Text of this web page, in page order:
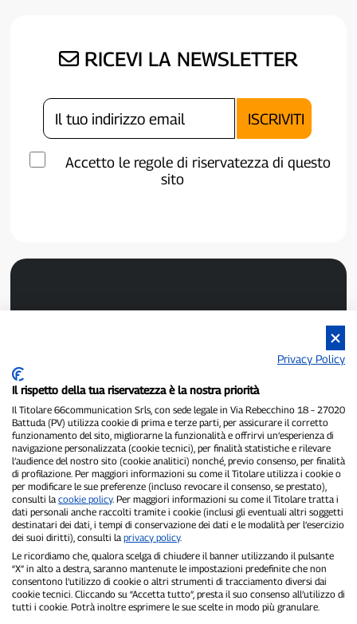
RICEVI LA NEWSLETTER
Accetto le regole di riservatezza di questo
sito
Registrazione numero 1/2021 del 1/2/2021 - Tribunale di Pavia
Proprietario ed editore:66communication Srls- P.IVA
02798890188
Direttore Responsabile:Alessandro Secchi- Vicedirettore:Federico
Benedusi
Privacy Policy-Cookie Policy
"Se è successo davvero, lo trovi su P300.it"
Copyright © P300.it 2012-2026
Privacy Policy
Il rispetto della tua riservatezza è la nostra priorità
Il Titolare 66communication Srls, con sede legale in Via Rebecchino 18 – 27020
Battuda (PV) utilizza cookie di prima e terze parti, per assicurare il corretto
funzionamento del sito, migliorarne la funzionalità e offrirvi un’esperienza di
navigazione personalizzata (cookie tecnici), per finalità statistiche e rilevare
l’audience del nostro sito (cookie analitici) nonché, previo consenso, per finalità
di profilazione. Per maggiori informazioni su come il Titolare utilizza i cookie o
per modificare le sue preferenze (incluso revocare il consenso, se prestato),
consulti la cookie policy. Per maggiori informazioni su come il Titolare tratta i
dati personali anche raccolti tramite i cookie (inclusi gli eventuali altri soggetti
destinatari dei dati, i tempi di conservazione dei dati e le modalità per l’esercizio
dei suoi diritti), consulti la privacy policy.
Le ricordiamo che, qualora scelga di chiudere il banner utilizzando il pulsante
“X” in alto a destra, saranno mantenute le impostazioni predefinite che non
consentono l’utilizzo di cookie o altri strumenti di tracciamento diversi dai
cookie tecnici. Cliccando su “Accetta tutto”, presta il suo consenso all’utilizzo di
tutti i cookie. Potrà inoltre esprimere le sue scelte in modo più granulare.